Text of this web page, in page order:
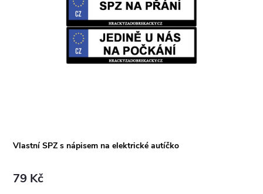
Vlastní SPZ s nápisem na elektrické autíčko
79 Kč